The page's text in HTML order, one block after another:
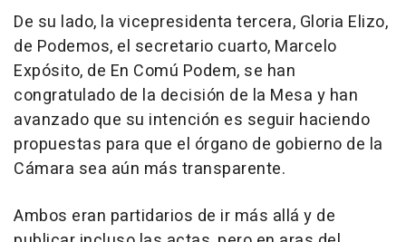
De su lado, la vicepresidenta tercera, Gloria Elizo,
de Podemos, el secretario cuarto, Marcelo
Expósito, de En Comú Podem, se han
congratulado de la decisión de la Mesa y han
avanzado que su intención es seguir haciendo
propuestas para que el órgano de gobierno de la
Cámara sea aún más transparente.
Ambos eran partidarios de ir más allá y de